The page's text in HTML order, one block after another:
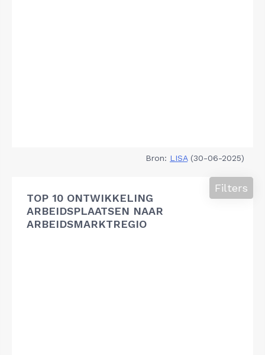
Bron: LISA(30-06-2025)
TOP 10 ONTWIKKELING
ARBEIDSPLAATSEN NAAR
ARBEIDSMARKTREGIO
Filters